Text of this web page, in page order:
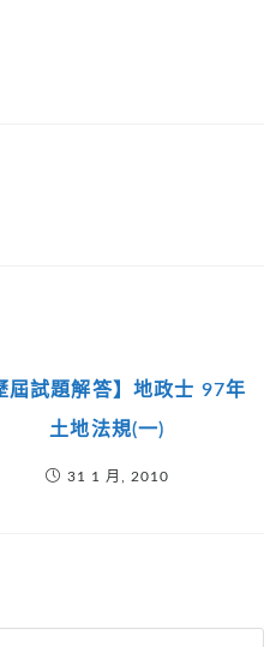
屆試題解答】地政士 97年
土地法規(一)
31 1 月, 2010